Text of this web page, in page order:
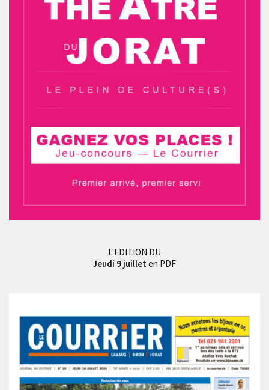
L'EDITION DU
Jeudi 9 juillet en PDF